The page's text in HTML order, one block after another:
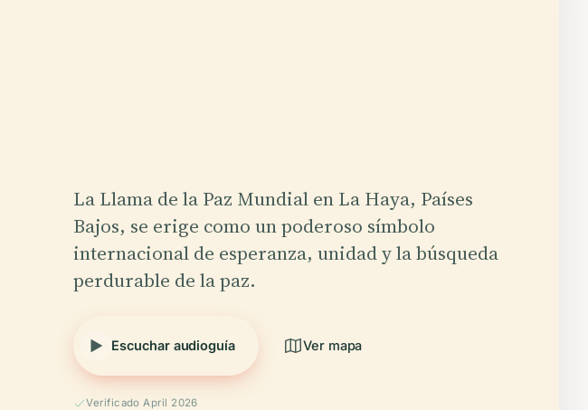
La Llama de la Paz Mundial en La Haya, Países
Bajos, se erige como un poderoso símbolo
internacional de esperanza, unidad y la búsqueda
perdurable de la paz.
Escuchar audioguía Ver mapa
Verificado April 2026